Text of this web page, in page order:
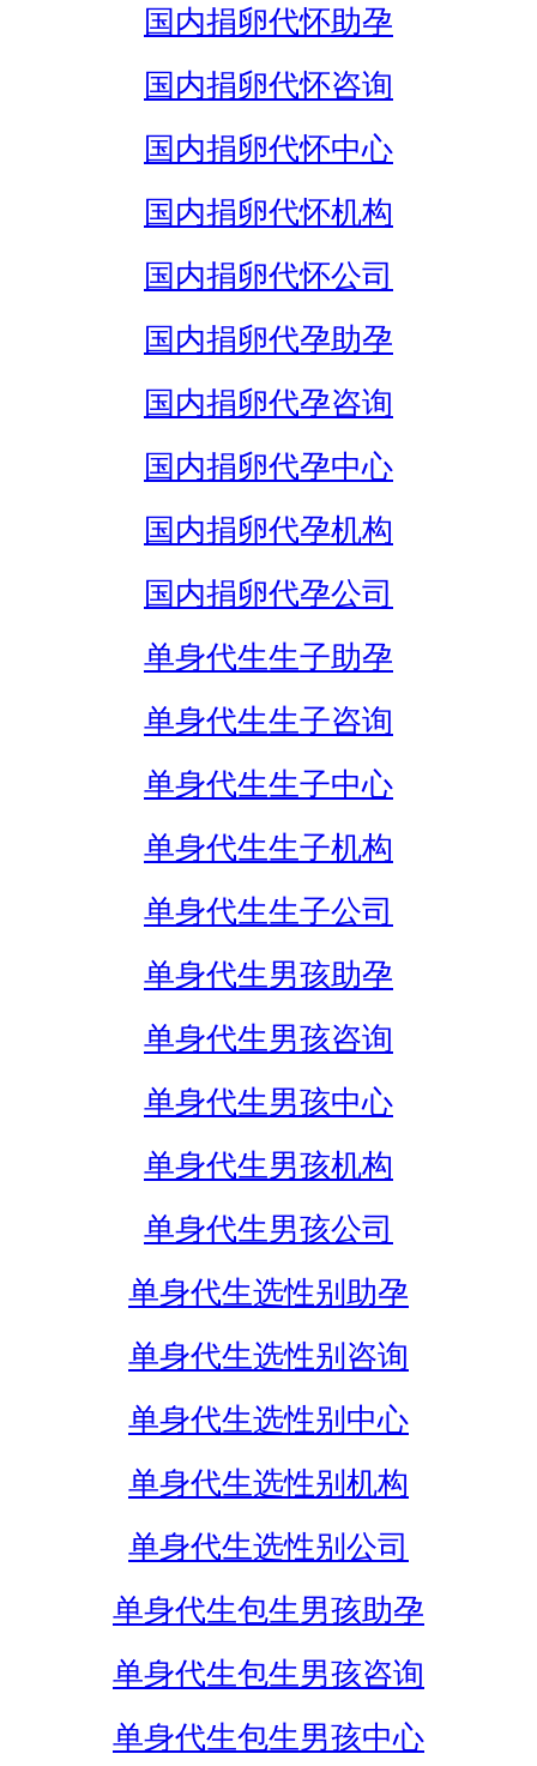
国内捐卵代怀助孕
国内捐卵代怀咨询
国内捐卵代怀中心
国内捐卵代怀机构
国内捐卵代怀公司
国内捐卵代孕助孕
国内捐卵代孕咨询
国内捐卵代孕中心
国内捐卵代孕机构
国内捐卵代孕公司
单身代生生子助孕
单身代生生子咨询
单身代生生子中心
单身代生生子机构
单身代生生子公司
单身代生男孩助孕
单身代生男孩咨询
单身代生男孩中心
单身代生男孩机构
单身代生男孩公司
单身代生选性别助孕
单身代生选性别咨询
单身代生选性别中心
单身代生选性别机构
单身代生选性别公司
单身代生包生男孩助孕
单身代生包生男孩咨询
单身代生包生男孩中心